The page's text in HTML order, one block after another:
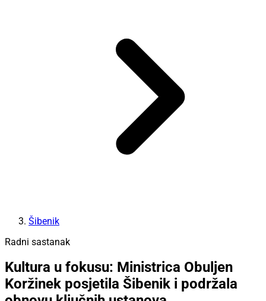
Šibenik
Radni sastanak
Kultura u fokusu: Ministrica Obuljen
Koržinek posjetila Šibenik i podržala